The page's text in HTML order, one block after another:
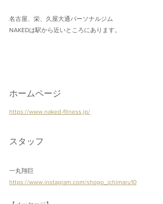
名古屋、栄、久屋大通パーソナルジム
NAKEDは駅から近いところにあります。
ホームページ
https://www.naked-fitness.jp/
スタッフ
一丸翔巨
https://www.instagram.com/shogo_ichimaru10